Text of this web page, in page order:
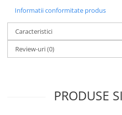
Informatii conformitate produs
Caracteristici
Review-uri(0)
PRODUSE